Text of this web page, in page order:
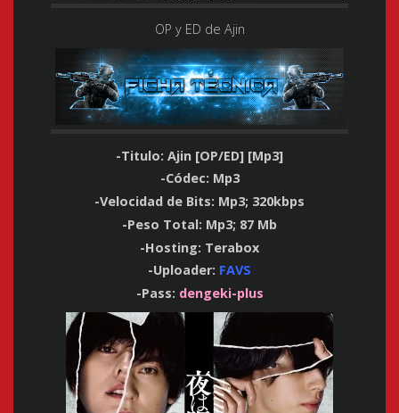
OP y ED de Ajin
-Titulo: Ajin [OP/ED] [Mp3]
-Códec: Mp3
-Velocidad de Bits: Mp3; 320kbps
-Peso Total: Mp3; 87 Mb
-Hosting: Terabox
-Uploader: FAVS
-Pass: dengeki-plus